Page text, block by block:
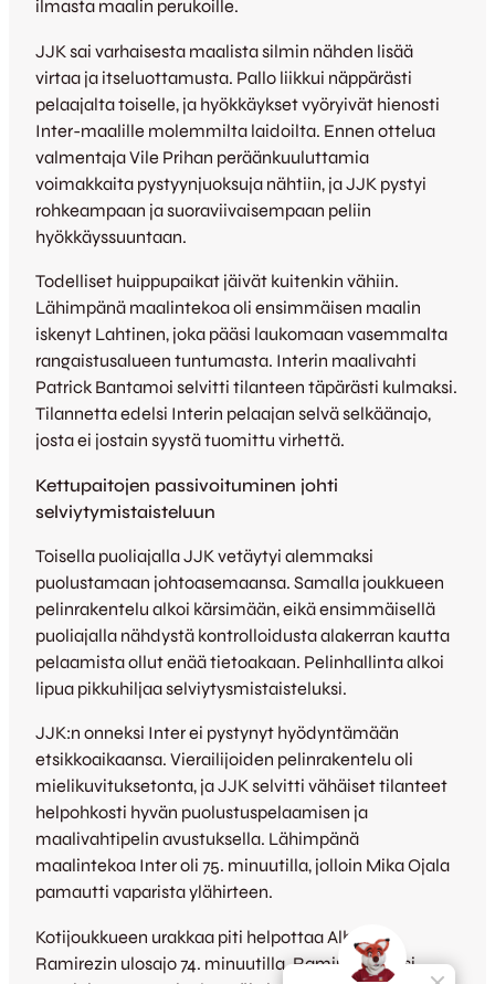
ilmasta maalin perukoille.
JJK sai varhaisesta maalista silmin nähden lisää
virtaa ja itseluottamusta. Pallo liikkui näppärästi
pelaajalta toiselle, ja hyökkäykset vyöryivät hienosti
Inter-maalille molemmilta laidoilta. Ennen ottelua
valmentaja Vile Prihan peräänkuuluttamia
voimakkaita pystyynjuoksuja nähtiin, ja JJK pystyi
rohkeampaan ja suoraviivaisempaan peliin
hyökkäyssuuntaan.
Todelliset huippupaikat jäivät kuitenkin vähiin.
Lähimpänä maalintekoa oli ensimmäisen maalin
iskenyt Lahtinen, joka pääsi laukomaan vasemmalta
rangaistusalueen tuntumasta. Interin maalivahti
Patrick Bantamoi selvitti tilanteen täpärästi kulmaksi.
Tilannetta edelsi Interin pelaajan selvä selkäänajo,
josta ei jostain syystä tuomittu virhettä.
Kettupaitojen passivoituminen johti
selviytymistaisteluun
Toisella puoliajalla JJK vetäytyi alemmaksi
puolustamaan johtoasemaansa. Samalla joukkueen
pelinrakentelu alkoi kärsimään, eikä ensimmäisellä
puoliajalla nähdystä kontrolloidusta alakerran kautta
pelaamista ollut enää tietoakaan. Pelinhallinta alkoi
lipua pikkuhiljaa selviytysmistaisteluksi.
JJK:n onneksi Inter ei pystynyt hyödyntämään
etsikkoaikaansa. Vierailijoiden pelinrakentelu oli
mielikuvituksetonta, ja JJK selvitti vähäiset tilanteet
helpohkosti hyvän puolustuspelaamisen ja
maalivahtipelin avustuksella. Lähimpänä
maalintekoa Inter oli 75. minuutilla, jolloin Mika Ojala
pamautti vaparista ylähirteen.
Kotijoukkueen urakkaa piti helpottaa Alberto
Ramirezin ulosajo 74. minuutilla. Ramirez taklasi